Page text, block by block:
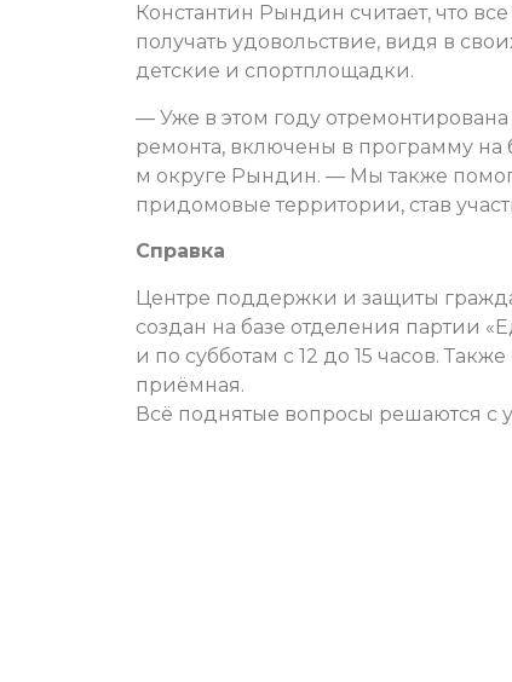
Константин Рындин считает, что
получать удовольствие, видя в
детские и спортплощадки.
— Уже в этом году
ремонта, включены в программу на
м округе Рындин. — Мы также
придомовые территории, став
Справка
Центре поддержки и защиты
создан на базе отделения партии
и по субботам с 12 до 15 часов.
приёмная.
Всё поднятые вопросы решаются с